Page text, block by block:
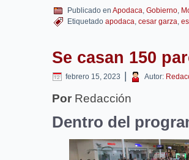
Publicado en Apodaca, Gobierno,
Etiquetado apodaca, cesar garza,
Se casan 150
febrero 15, 2023 | Autor:
Por Redacción
Dentro del